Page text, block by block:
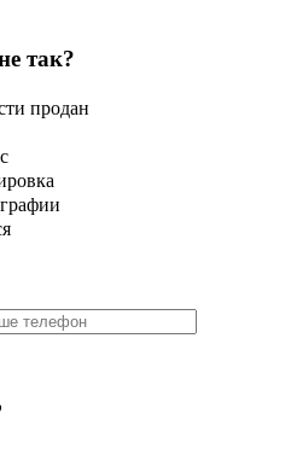
так?
продан